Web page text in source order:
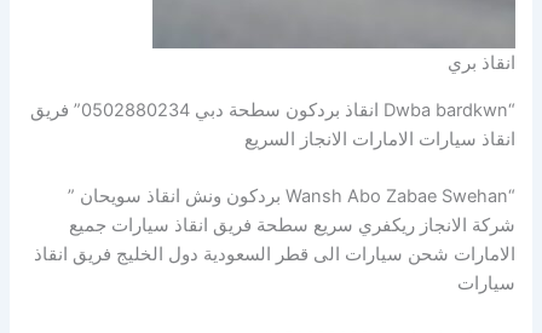
انقاذ بري
“Dwba bardkwn انقاذ بردكون سطحة دبي 0502880234” فريق
انقاذ سيارات الامارات الانجاز السريع
“Wansh Abo Zabae Swehan بردكون ونش انقاذ سويحان ”
شركة الانجاز ريكفري سريع سطحة فريق انقاذ سيارات جميع
الامارات شحن سيارات الى قطر السعودية دول الخليج فريق انقاذ
سيارات